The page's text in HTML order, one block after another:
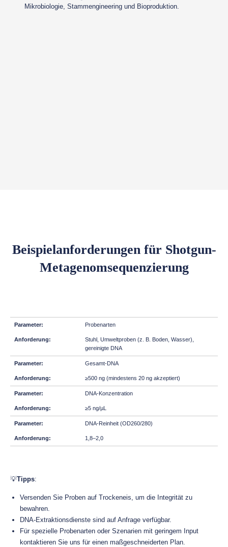
Mikrobiologie, Stammengineering und Bioproduktion.
Beispielanforderungen für Shotgun-
Metagenomsequenzierung
Probenarten
Stuhl, Umweltproben (z. B. Boden, Wasser),
gereinigte DNA
Gesamt-DNA
≥500 ng (mindestens 20 ng akzeptiert)
DNA-Konzentration
≥5 ng/µL
DNA-Reinheit (OD260/280)
1,8–2,0
💡Tipps:
Versenden Sie Proben auf Trockeneis, um die Integrität zu
bewahren.
DNA-Extraktionsdienste sind auf Anfrage verfügbar.
Für spezielle Probenarten oder Szenarien mit geringem Input
kontaktieren Sie uns für einen maßgeschneiderten Plan.